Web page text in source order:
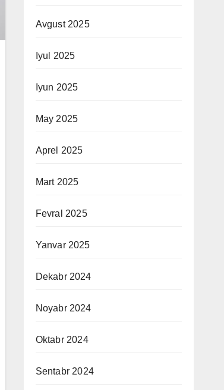
Avgust 2025
Iyul 2025
Iyun 2025
May 2025
Aprel 2025
Mart 2025
Fevral 2025
Yanvar 2025
Dekabr 2024
Noyabr 2024
Oktabr 2024
Sentabr 2024